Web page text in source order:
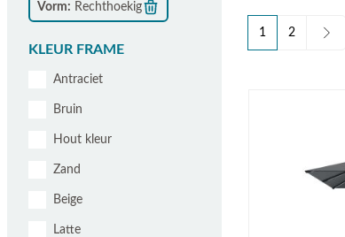
U lees
1 2
Vorm Rechthoekig
KLEUR FRAME
Antraciet
Bruin
Hout kleur
Zand
Beige
Latte